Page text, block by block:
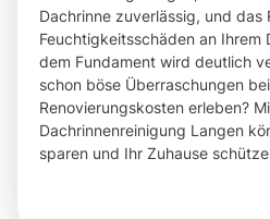
Dachrinne zuverlässig, und das
Feuchtigkeitsschäden an Ihrem
dem Fundament wird deutlich
schon böse Überraschungen
Renovierungskosten erleben?
Dachrinnenreinigung Langen
sparen und Ihr Zuhause